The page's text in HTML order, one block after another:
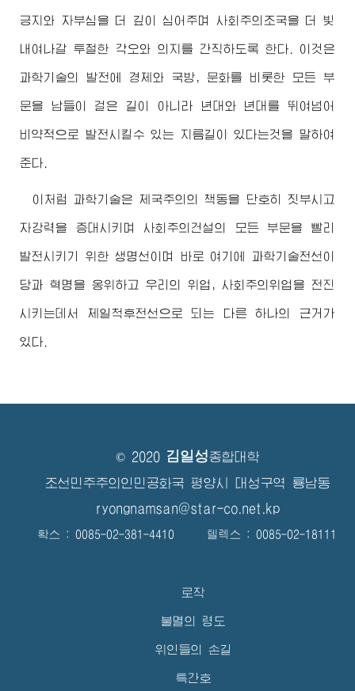
긍지와 자부심을 더 깊이 심어주며 사회주의조국을 더 빛
내여나갈 투철한 각오와 의지를 간직하도록 한다. 이것은
과학기술의 발전에 경제와 국방, 문화를 비롯한 모든 부
문을 남들이 걸은 길이 아니라 년대와 년대를 뛰여넘어
비약적으로 발전시킬수 있는 지름길이 있다는것을 말하여
준다.
이처럼 과학기술은 제국주의의 책동을 단호히 짓부시고
자강력을 증대시키며 사회주의건설의 모든 부문을 빨리
발전시키기 위한 생명선이며 바로 여기에 과학기술전선이
당과 혁명을 옹위하고 우리의 위업, 사회주의위업을 전진
시키는데서 제일척후전선으로 되는 다른 하나의 근거가
있다.
© 2020 김일성종합대학
조선민주주의인민공화국 평양시 대성구역 룡남동
ryongnamsan@star-co.net.kp
확스 : 0085-02-381-4410 텔렉스 : 0085-02-18111
로작
불멸의 령도
위인들의 손길
특간호